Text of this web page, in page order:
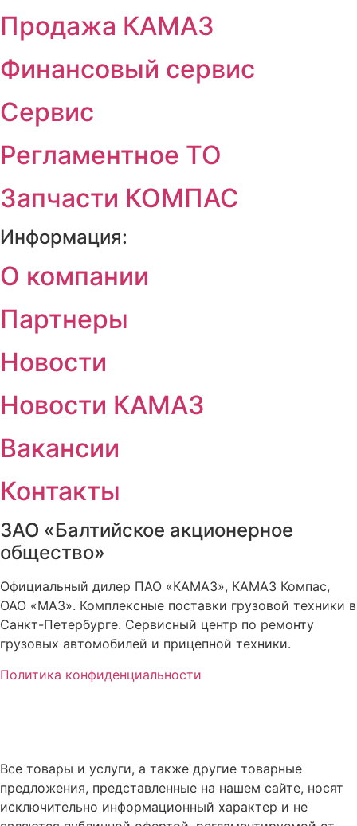
Продажа КАМАЗ
Финансовый сервис
Сервис
Регламентное ТО
Запчасти КОМПАС
Информация:
О компании
Партнеры
Новости
Новости КАМАЗ
Вакансии
Контакты
ЗАО «Балтийское акционерное
общество»
Официальный дилер ПАО «КАМАЗ», КАМАЗ Компас,
ОАО «МАЗ». Комплексные поставки грузовой техники в
Санкт-Петербурге. Сервисный центр по ремонту
грузовых автомобилей и прицепной техники.
Политика конфиденциальности
Все товары и услуги, а также другие товарные
предложения, представленные на нашем сайте, носят
исключительно информационный характер и не